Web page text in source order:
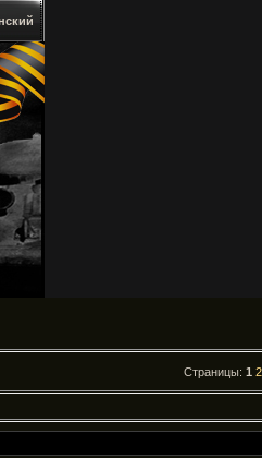
Страницы: 1 2